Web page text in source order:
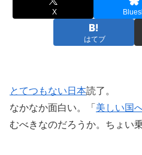
X
はてブ
とてつもない日本読了。
なかなか面白い。「 美しい国
むべきなのだろうか。ちょい